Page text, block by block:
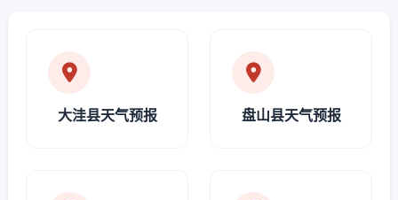
大洼县天气预报 盘山县天气预报